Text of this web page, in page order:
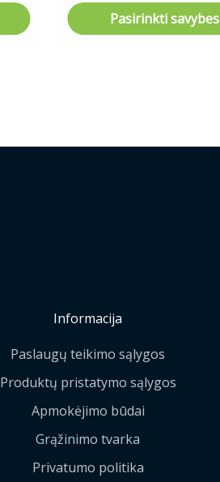
Pasirinkti savybes
Informacija
Paslaugų teikimo sąlygos
Produktų pristatymo sąlygos
Apmokėjimo būdai
Grąžinimo tvarka
Privatumo politika